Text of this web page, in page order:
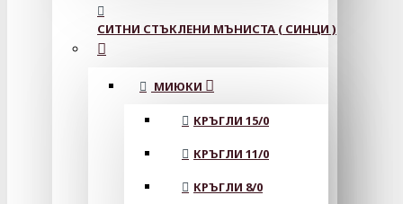
СИТНИ СТЪКЛЕНИ МЪНИСТА ( СИНЦИ )
МИЮКИ
КРЪГЛИ 15/0
КРЪГЛИ 11/0
КРЪГЛИ 8/0